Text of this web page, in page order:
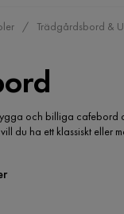
Trädgårdsbord &
och billiga cafebord
du ha ett klassiskt eller
i trä? Ett